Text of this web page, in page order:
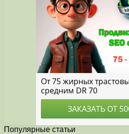
Популярные статьи